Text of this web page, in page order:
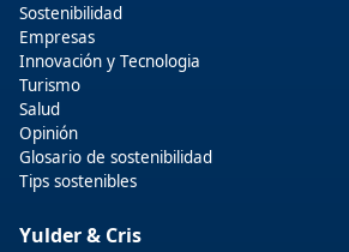
Sostenibilidad
Empresas
Innovación y Tecnologia
Turismo
Salud
Opinión
Glosario de sostenibilidad
Tips sostenibles
Yulder & Cris